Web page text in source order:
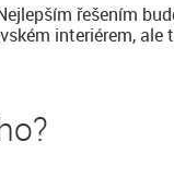
řešením
interiérem,